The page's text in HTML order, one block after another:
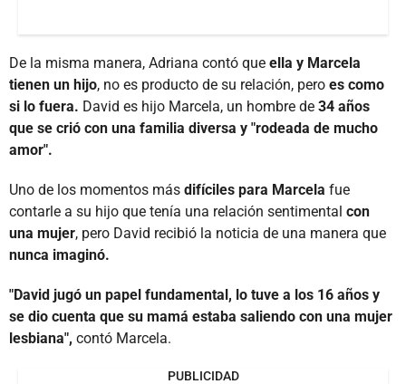
De la misma manera, Adriana contó que ella y Marcela
tienen un hijo, no es producto de su relación, pero es como
si lo fuera. David es hijo Marcela, un hombre de 34 años
que se crió con una familia diversa y "rodeada de mucho
amor".
Uno de los momentos más difíciles para Marcela fue
contarle a su hijo que tenía una relación sentimental con
una mujer, pero David recibió la noticia de una manera que
nunca imaginó.
"David jugó un papel fundamental, lo tuve a los 16 años y
se dio cuenta que su mamá estaba saliendo con una mujer
lesbiana", contó Marcela.
PUBLICIDAD